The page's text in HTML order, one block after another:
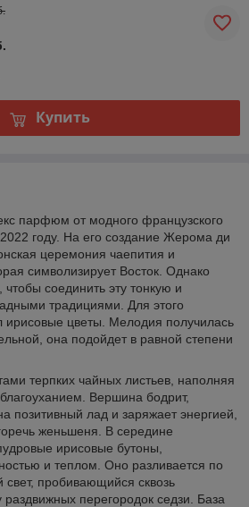
Купить
парфюм от модного французского
году. На его создание Жерома ди
церемония чаепития и
символизирует Восток. Однако
соединить эту тонкую и
традициями. Для этого
цветы. Мелодия получилась
она подойдет в равной степени
терпких чайных листьев, наполняя
Вершина бодрит,
позитивный лад и заряжает энергией,
женьшеня. В середине
ирисовые бутоны,
и теплом. Оно разливается по
свет, пробивающийся сквозь
перегородок седзи. База